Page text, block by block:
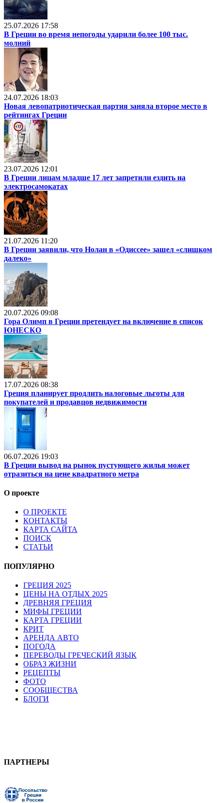
25.07.2026 17:58
В Греции во время непогоды ударили более 100 тыс.
молний
24.07.2026 18:03
Новая левопатриотическая партия заняла второе место в
рейтингах Греции
23.07.2026 12:01
В Греции лицам младше 17 лет запретили ездить на
электросамокатах
21.07.2026 11:20
В Греции заявили, что Нолан в «Одиссее» зашел «слишком
далеко»
20.07.2026 09:08
Гора Олимп в Греции претендует на включение в список
ЮНЕСКО
17.07.2026 08:38
Греция планирует продлить налоговые льготы для
покупателей и продавцов недвижимости
06.07.2026 19:03
В Греции вывод на рынок пустующего жилья может
отразиться на цене квадратного метра
О проекте
О ПРОЕКТЕ
КОНТАКТЫ
КАРТА САЙТА
ПОИСК
СТАТЬИ
ПОПУЛЯРНО
ГРЕЦИЯ 2025
ЦЕНЫ НА ОТДЫХ 2025
ДРЕВНЯЯ ГРЕЦИЯ
МИФЫ ГРЕЦИИ
КАРТА ГРЕЦИИ
КРИТ
АРЕНДА АВТО
ПОГОДА
ПЕРЕВОДЫ ГРЕЧЕСКИЙ ЯЗЫК
ОБРАЗ ЖИЗНИ
РЕЦЕПТЫ
ФОТО
СООБЩЕСТВА
БЛОГИ
ПАРТНЕРЫ